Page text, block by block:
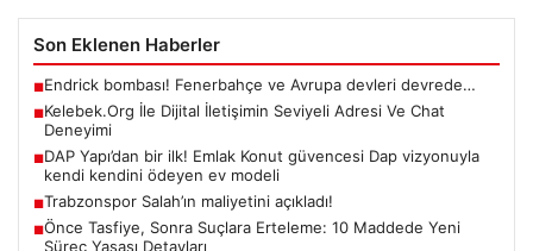
Son Eklenen Haberler
■Endrick bombası! Fenerbahçe ve Avrupa devleri devrede…
■Kelebek.Org İle Dijital İletişimin Seviyeli Adresi Ve Chat
Deneyimi
■DAP Yapı’dan bir ilk! Emlak Konut güvencesi Dap vizyonuyla
kendi kendini ödeyen ev modeli
■Trabzonspor Salah’ın maliyetini açıkladı!
■Önce Tasfiye, Sonra Suçlara Erteleme: 10 Maddede Yeni
Süreç Yasası Detayları